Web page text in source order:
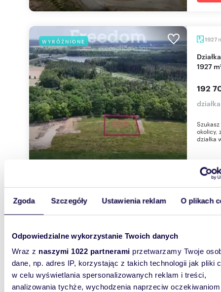
Zgoda Szczegóły Ustawienia reklam O plikach
Odpowiedzialne wykorzystanie Twoich danych
Wraz z naszymi 1022 partnerami przetwarzamy Twoje
dane, np. adres IP, korzystając z takich technologii jak pliki
w celu wyświetlania spersonalizowanych reklam i treści,
analizowania tychże, wychodzenia naprzeciw oczekiwaniom
WYRÓŻNIONE 1927
Działka pod dom z mediami, spokojna okolica,
1927
192
okolicy,
działka
163